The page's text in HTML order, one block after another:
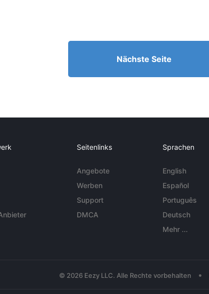
Nächste Seite
Seitenlinks
Angebote
Werben
Support
DMCA
Sprachen
English
Español
Português
Deutsch
Mehr ...
© 2026 Eezy LLC. Alle Rechte vorbehalten •